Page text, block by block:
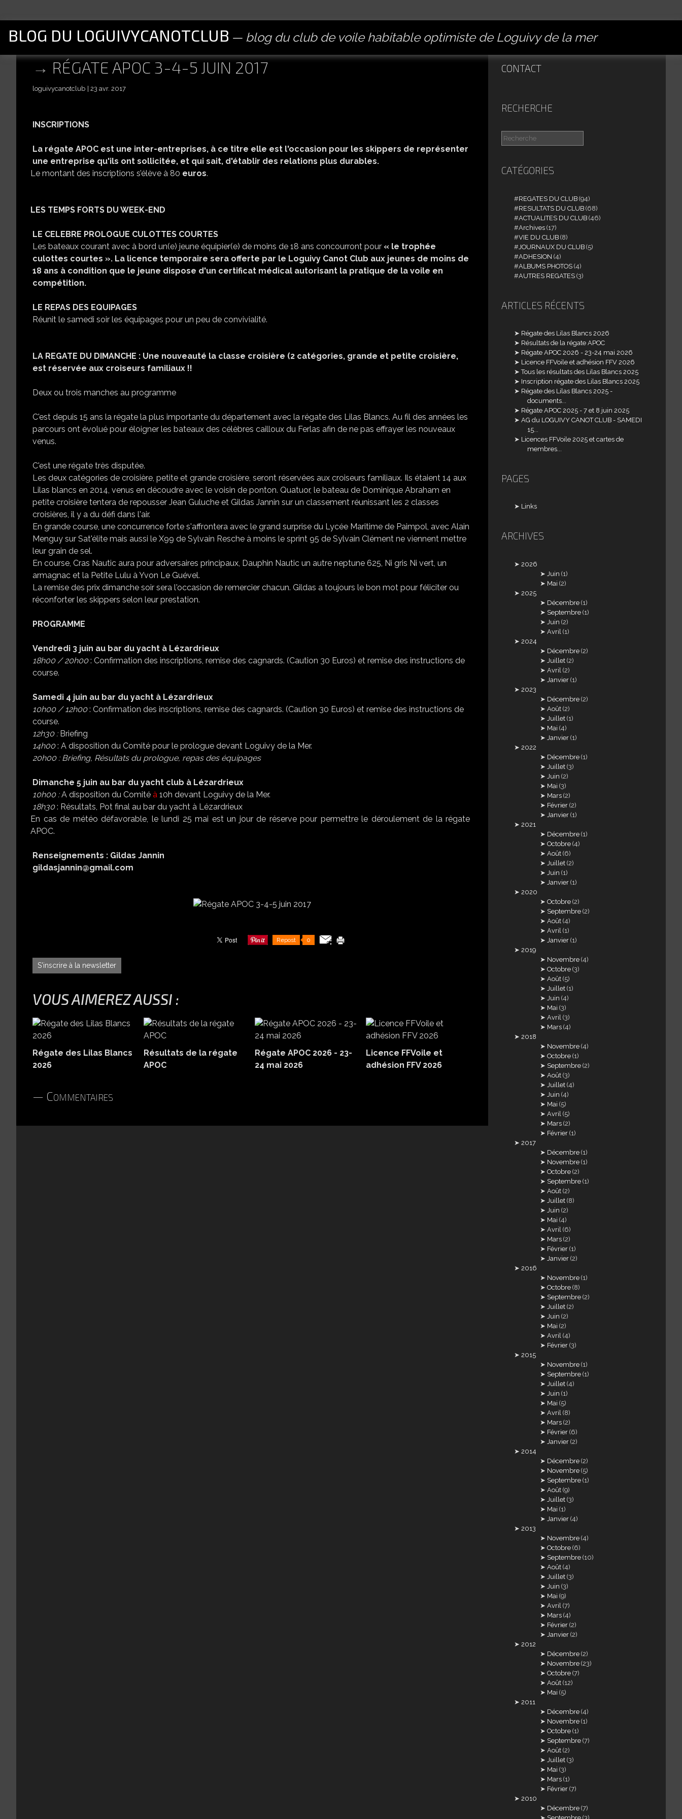
BLOG DU LOGUIVYCANOTCLUB blog du club de voile habitable optimiste de Loguivy de la mer
RÉGATE APOC 3-4-5 JUIN 2017
loguivycanotclub 23 avr. 2017
INSCRIPTIONS
La régate APOC est une inter-entreprises, à ce titre elle est l'occasion pour les skippers de représenter
une entreprise qu'ils ont sollicitée, et qui sait, d'établir des relations plus durables.
Le montant des inscriptions s’élève à 80 euros.
LES TEMPS FORTS DU WEEK-END
LE CELEBRE PROLOGUE CULOTTES COURTES
Les bateaux courant avec à bord un(e) jeune équipier(e) de moins de 18 ans concourront pour « le trophée
culottes courtes ». La licence temporaire sera offerte par le Loguivy Canot Club aux jeunes de moins de
18 ans à condition que le jeune dispose d'un certificat médical autorisant la pratique de la voile en
compétition.
LE REPAS DES EQUIPAGES
Réunit le samedi soir les équipages pour un peu de convivialité.
LA REGATE DU DIMANCHE : Une nouveauté la classe croisière (2 catégories, grande et petite croisière,
est réservée aux croiseurs familiaux !!
Deux ou trois manches au programme
C'est depuis 15 ans la régate la plus importante du département avec la régate des Lilas Blancs. Au fil des années les
parcours ont évolué pour éloigner les bateaux des célèbres cailloux du Ferlas afin de ne pas effrayer les nouveaux
venus.
C'est une régate très disputée.
Les deux catégories de croisière, petite et grande croisière, seront réservées aux croiseurs familiaux. Ils étaient 14 aux
Lilas blancs en 2014, venus en découdre avec le voisin de ponton. Quatuor, le bateau de Dominique Abraham en
petite croisière tentera de repousser Jean Guluche et Gildas Jannin sur un classement réunissant les 2 classes
croisières, il y a du défi dans l'air.
En grande course, une concurrence forte s'affrontera avec le grand surprise du Lycée Maritime de Paimpol, avec Alain
Menguy sur Sat'élite mais aussi le X99 de Sylvain Resche à moins le sprint 95 de Sylvain Clément ne viennent mettre
leur grain de sel.
En course, Cras Nautic aura pour adversaires principaux, Dauphin Nautic un autre neptune 625, Ni gris Ni vert, un
armagnac et la Petite Lulu à Yvon Le Guével.
La remise des prix dimanche soir sera l'occasion de remercier chacun. Gildas a toujours le bon mot pour féliciter ou
réconforter les skippers selon leur prestation.
PROGRAMME
Vendredi 3 juin au bar du yacht à Lézardrieux
18h00 / 20h00 : Confirmation des inscriptions, remise des cagnards. (Caution 30 Euros) et remise des instructions de
course.
Samedi 4 juin au bar du yacht à Lézardrieux
10h00 / 12h00 : Confirmation des inscriptions, remise des cagnards. (Caution 30 Euros) et remise des instructions de
course.
12h30 : Briefing
14h00 : A disposition du Comité pour le prologue devant Loguivy de la Mer.
20h00 : Briefing, Résultats du prologue, repas des équipages
Dimanche 5 juin au bar du yacht club à Lézardrieux
10h00 : A disposition du Comité à 10h devant Loguivy de la Mer.
18h30 : Résultats, Pot final au bar du yacht à Lézardrieux
En cas de météo défavorable, le lundi 25 mai est un jour de réserve pour permettre le déroulement de la régate
APOC.
Renseignements : Gildas Jannin
gildasjannin@gmail.com
Repost 0
S'inscrire à la newsletter
VOUS AIMEREZ AUSSI :
Régate des Lilas Blancs
2026
Résultats de la régate
APOC
Régate APOC 2026 - 23-
24 mai 2026
Licence FFVoile et
adhésion FFV 2026
Commentaires
CONTACT
RECHERCHE
CATÉGORIES
REGATES DU CLUB (94)
RESULTATS DU CLUB (68)
ACTUALITES DU CLUB (46)
Archives (17)
VIE DU CLUB (8)
JOURNAUX DU CLUB (5)
ADHESION (4)
ALBUMS PHOTOS (4)
AUTRES REGATES (3)
ARTICLES RÉCENTS
Régate des Lilas Blancs 2026
Résultats de la régate APOC
Régate APOC 2026 - 23-24 mai 2026
Licence FFVoile et adhésion FFV 2026
Tous les résultats des Lilas Blancs 2025
Inscription régate des Lilas Blancs 2025
Régate des Lilas Blancs 2025 -
documents...
Régate APOC 2025 - 7 et 8 juin 2025
AG du LOGUIVY CANOT CLUB - SAMEDI
15...
Licences FFVoile 2025 et cartes de
membres...
PAGES
Links
ARCHIVES
2026
Juin (1)
Mai (2)
2025
Décembre (1)
Septembre (1)
Juin (2)
Avril (1)
2024
Décembre (2)
Juillet (2)
Avril (2)
Janvier (1)
2023
Décembre (2)
Août (2)
Juillet (1)
Mai (4)
Janvier (1)
2022
Décembre (1)
Juillet (3)
Juin (2)
Mai (3)
Mars (2)
Février (2)
Janvier (1)
2021
Décembre (1)
Octobre (4)
Août (6)
Juillet (2)
Juin (1)
Janvier (1)
2020
Octobre (2)
Septembre (2)
Août (4)
Avril (1)
Janvier (1)
2019
Novembre (4)
Octobre (3)
Août (5)
Juillet (1)
Juin (4)
Mai (3)
Avril (3)
Mars (4)
2018
Novembre (4)
Octobre (1)
Septembre (2)
Août (3)
Juillet (4)
Juin (4)
Mai (5)
Avril (5)
Mars (2)
Février (1)
2017
Décembre (1)
Novembre (1)
Octobre (2)
Septembre (1)
Août (2)
Juillet (8)
Juin (2)
Mai (4)
Avril (6)
Mars (2)
Février (1)
Janvier (2)
2016
Novembre (1)
Octobre (8)
Septembre (2)
Juillet (2)
Juin (2)
Mai (2)
Avril (4)
Février (3)
2015
Novembre (1)
Septembre (1)
Juillet (4)
Juin (1)
Mai (5)
Avril (8)
Mars (2)
Février (6)
Janvier (2)
2014
Décembre (2)
Novembre (5)
Septembre (1)
Août (9)
Juillet (3)
Mai (1)
Janvier (4)
2013
Novembre (4)
Octobre (6)
Septembre (10)
Août (4)
Juillet (3)
Juin (3)
Mai (9)
Avril (7)
Mars (4)
Février (2)
Janvier (2)
2012
Décembre (2)
Novembre (23)
Octobre (7)
Août (12)
Mai (5)
2011
Décembre (4)
Novembre (1)
Octobre (1)
Septembre (7)
Août (2)
Juillet (3)
Mai (3)
Mars (1)
Février (7)
2010
Décembre (7)